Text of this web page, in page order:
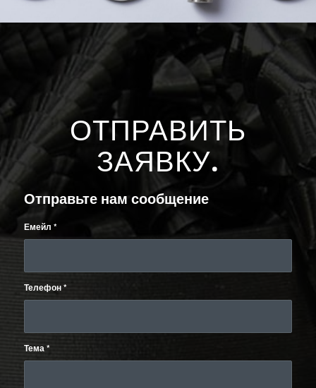
ОТПРАВИТЬ
ЗАЯВКУ.
Отправьте нам сообщение
Емейл *
Телефон*
Тема*